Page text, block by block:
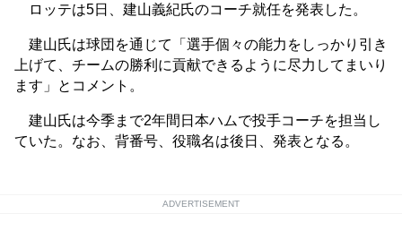
ロッテは5日、建山義紀氏のコーチ就任を発表した。
建山氏は球団を通じて「選手個々の能力をしっかり引き
上げて、チームの勝利に貢献できるように尽力してまいり
ます」とコメント。
建山氏は今季まで2年間日本ハムで投手コーチを担当し
ていた。なお、背番号、役職名は後日、発表となる。
ADVERTISEMENT